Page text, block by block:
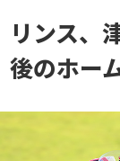
リンス、
後のホー